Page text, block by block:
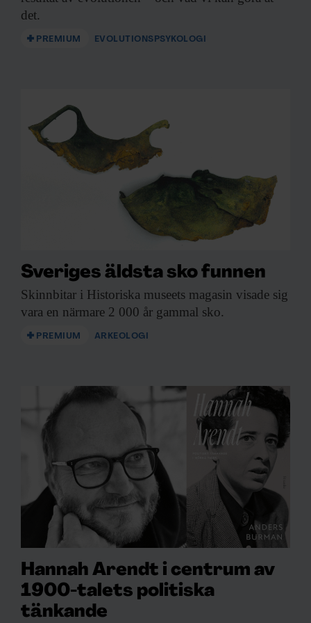
som riktar sig till föräldrar. Det kanske
inte lika mycket är staten som dikterar
hur vi utformar vårt föräldraskap, men
vi greppar fortfarande efter den perfekta
metoden för att skapa de perfekta
– Ja, det gör vi verkligen. Det finns ju så
mycket råd och allt presenteras för oss som
väldigt viktigt. Att man ska ha ett kreativt
föräldraskap, eller att man ska ha ett
Man förväntas vara
up to date
med alla de
här olika metoderna och vara kompetent
som förälder.
Att använda skam i barnuppfostran är
inte så populärt i dag.
– Nej, uppmaningar som ”Du borde
skämmas!” – det jobbar vi inte så mycket
med i dag. Det handlar ofta om att man ska
använda någon metod, till exempel att man
ska vara lågaffektiv och reda ut efteråt vad
det.
PREMIUM EVOLUTIONSPSYKOLOGI
Sveriges äldsta sko funnen
Skinnbitar i Historiska museets magasin visade sig
vara en närmare 2 000 år gammal sko.
PREMIUM ARKEOLOGI
Hannah Arendt i centrum av
1900-talets politiska
tänkande